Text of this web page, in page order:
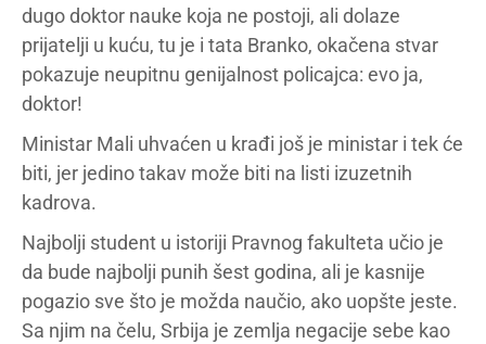
dugo doktor nauke koja ne postoji, ali dolaze
prijatelji u kuću, tu je i tata Branko, okačena stvar
pokazuje neupitnu genijalnost policajca: evo ja,
doktor!
Ministar Mali uhvaćen u krađi još je ministar i tek će
biti, jer jedino takav može biti na listi izuzetnih
kadrova.
Najbolji student u istoriji Pravnog fakulteta učio je
da bude najbolji punih šest godina, ali je kasnije
pogazio sve što je možda naučio, ako uopšte jeste.
Sa njim na čelu, Srbija je zemlja negacije sebe kao